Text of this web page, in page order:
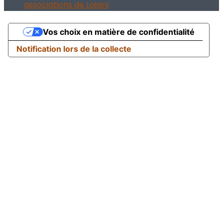
associations de Loisirs
Notification lors de la collecte
Vos choix en matière de confidentialité